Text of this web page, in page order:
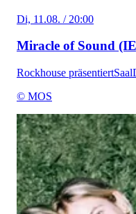
Di, 11.08. / 20:00
Miracle of Sound
Rockhouse präsentiertSaal
© MOS